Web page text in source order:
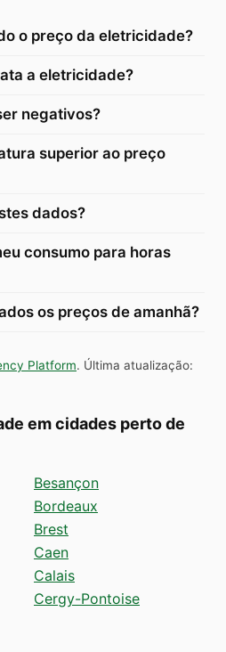
o preço da eletricidade?
a eletricidade?
negativos?
superior ao preço
dados?
consumo para horas
os preços de amanhã?
Platform. Última atualização:
em cidades perto de
Besançon
Bordeaux
Brest
Caen
Calais
Cergy-Pontoise